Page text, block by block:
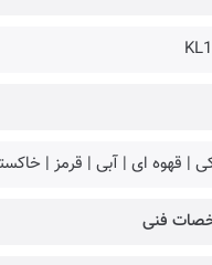
| قهوه ای | آبی | قرمز |
فنی